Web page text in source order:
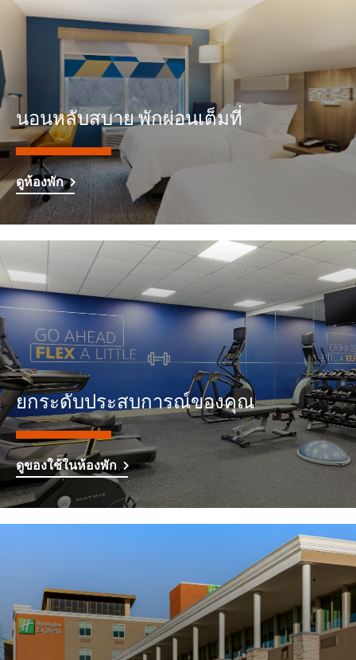
นอนหลับสบาย พักผ่อนเต็มที่
ดูห้องพัก
ยกระดับประสบการณ์ของคุณ
ดูของใช้ในห้องพัก